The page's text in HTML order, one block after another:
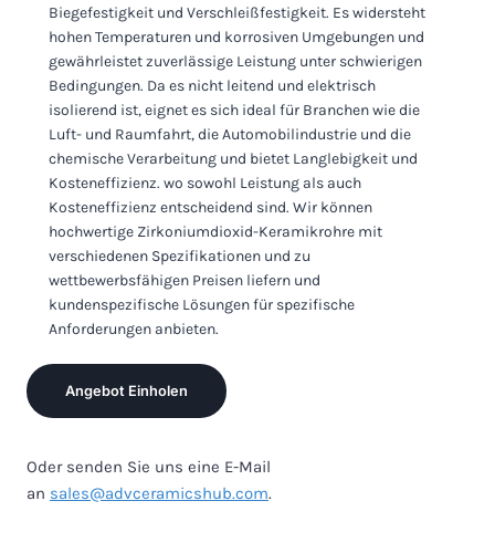
Biegefestigkeit und Verschleißfestigkeit. Es widersteht
hohen Temperaturen und korrosiven Umgebungen und
gewährleistet zuverlässige Leistung unter schwierigen
Bedingungen. Da es nicht leitend und elektrisch
isolierend ist, eignet es sich ideal für Branchen wie die
Luft- und Raumfahrt, die Automobilindustrie und die
chemische Verarbeitung und bietet Langlebigkeit und
Kosteneffizienz. wo sowohl Leistung als auch
Kosteneffizienz entscheidend sind. Wir können
hochwertige Zirkoniumdioxid-Keramikrohre mit
verschiedenen Spezifikationen und zu
wettbewerbsfähigen Preisen liefern und
kundenspezifische Lösungen für spezifische
Anforderungen anbieten.
Angebot Einholen
Oder senden Sie uns eine E-Mail
an sales@advceramicshub.com.